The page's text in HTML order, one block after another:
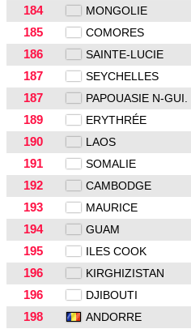
184
MONGOLIE
185
COMORES
186
SAINTE-LUCIE
187
SEYCHELLES
187
PAPOUASIE N-GUI.
189
ERYTHRÉE
190
LAOS
191
SOMALIE
192
CAMBODGE
193
MAURICE
194
GUAM
195
ILES COOK
196
KIRGHIZISTAN
196
DJIBOUTI
198
ANDORRE